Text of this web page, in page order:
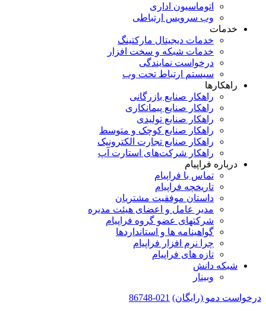
اتوماسیون اداری
وب سرویس ارتباطی
خدمات
خدمات دیجیتال مارکتینگ
خدمات شبکه و سخت افزار
درخواست نمایندگی
سیستم ارتباط تحت وب
راهکارها
راهکار صنایع بازرگانی
راهکار صنایع پیمانکاری
راهکار صنایع تولیدی
راهکار صنایع کوچک و متوسط
راهکار صنایع تجارت الکترونیک
راهکار شرکت‌های استارت آپ
درباره فراپیام
تماس با فراپیام
تاریخچه فراپیام
داستان موفقیت مشتریان
مدیر عامل و اعضای هیئت مدیره
شرکتهای عضو گروه فراپیام
گواهینامه ها و استانداردها
چرا نرم افزار فراپیام
تازه های فراپیام
شبکه دانش
وبینار
درخواست دمو (رایگان) 021-86748